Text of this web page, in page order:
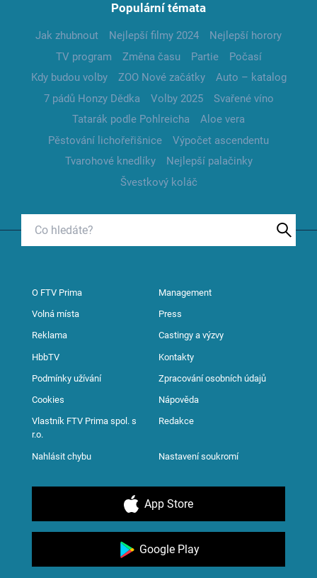
Populární témata
Jak zhubnout Nejlepší filmy 2024
Nejlepší horory
TV program
Změna času Partie
Počasí
Kdy budou volby
ZOO Nové začátky
Auto – katalog
7 pádů Honzy Dědka
Volby 2025
Svařené víno
Tatarák podle Pohlreicha
Aloe vera
Pěstování lichořeřišnice
Výpočet ascendentu
Tvarohové knedlíky
Nejlepší palačinky
Švestkový koláč
O FTV Prima Management
Volná místa Press
Reklama Castingy a výzvy
HbbTV Kontakty
Podmínky užívání Zpracování osobních údajů
Cookies Nápověda
Vlastník FTV Prima spol. s
r.o.
Redakce
Nahlásit chybu Nastavení soukromí
App Store
Google Play